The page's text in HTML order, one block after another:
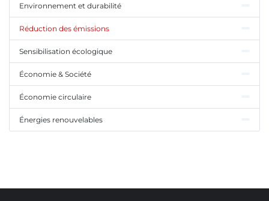
Environnement et durabilité
Réduction des émissions
Sensibilisation écologique
Économie & Société
Économie circulaire
Énergies renouvelables